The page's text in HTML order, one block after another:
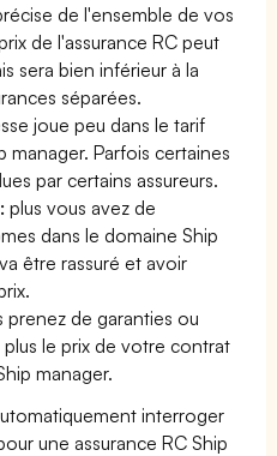
de l'ensemble de vos
de l'assurance RC peut
sera bien inférieur à la
séparées.
joue peu dans le tarif
manager. Parfois certaines
par certains assureurs.
:plus vous avez de
dans le domaine Ship
être rassuré et avoir
prenez de garanties ou
le prix de votre contrat
manager.
interroger
une assurance RC Ship